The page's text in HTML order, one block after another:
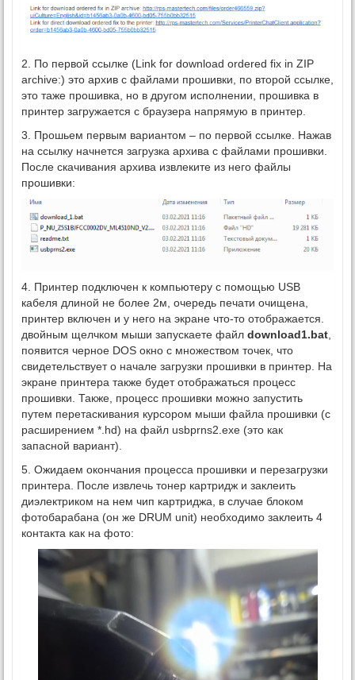
2. По первой ссылке (Link for download ordered fix in ZIP
archive:) это архив с файлами прошивки, по второй ссылке,
это таже прошивка, но в другом исполнении, прошивка в
принтер загружается с браузера напрямую в принтер.
3. Прошьем первым вариантом – по первой ссылке. Нажав
на ссылку начнется загрузка архива с файлами прошивки.
После скачивания архива извлеките из него файлы
прошивки:
4. Принтер подключен к компьютеру с помощью USB
кабеля длиной не более 2м, очередь печати очищена,
принтер включен и у него на экране что-то отображается.
двойным щелчком мыши запускаете файл download1.bat
появится черное DOS окно с множеством точек, что
свидетельствует о начале загрузки прошивки в принтер. На
экране принтера также будет отображаться процесс
прошивки. Также, процесс прошивки можно запустить
путем перетаскивания курсором мыши файла прошивки (с
расширением *.hd) на файл usbprns2.exe (это как
запасной вариант).
5. Ожидаем окончания процесса прошивки и перезагрузки
принтера. После извлечь тонер картридж и заклеить
диэлектриком на нем чип картриджа, в случае блоком
фотобарабана (он же DRUM unit) необходимо заклеить 4
контакта как на фото: